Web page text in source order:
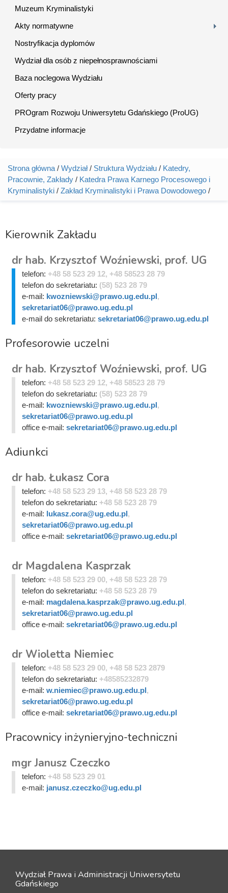
Muzeum Kryminalistyki
Akty normatywne
Nostryfikacja dyplomów
Wydział dla osób z niepełnosprawnościami
Baza noclegowa Wydziału
Oferty pracy
PROgram Rozwoju Uniwersytetu Gdańskiego (ProUG)
Przydatne informacje
Jesteś tutaj
Strona główna / Wydział/ Struktura Wydziału / Katedry,
Pracownie, Zakłady / Katedra Prawa Karnego Procesowego i
Kryminalistyki / Zakład Kryminalistyki i Prawa Dowodowego /
Kierownik Zakładu
dr hab. Krzysztof Woźniewski, prof. UG
telefon: +48 58 523 29 12, +48 58523 28 79
telefon do sekretariatu: (58) 523 28 79
e-mail: kwozniewski@prawo.ug.edu.pl,
sekretariat06@prawo.ug.edu.pl
e-mail do sekretariatu: sekretariat06@prawo.ug.edu.pl
Profesorowie uczelni
dr hab. Krzysztof Woźniewski, prof. UG
telefon: +48 58 523 29 12, +48 58523 28 79
telefon do sekretariatu: (58) 523 28 79
e-mail: kwozniewski@prawo.ug.edu.pl,
sekretariat06@prawo.ug.edu.pl
office e-mail: sekretariat06@prawo.ug.edu.pl
Adiunkci
dr hab. Łukasz Cora
telefon: +48 58 523 29 13, +48 58 523 28 79
telefon do sekretariatu: +48 58 523 28 79
e-mail: lukasz.cora@ug.edu.pl,
sekretariat06@prawo.ug.edu.pl
office e-mail: sekretariat06@prawo.ug.edu.pl
dr Magdalena Kasprzak
telefon: +48 58 523 29 00, +48 58 523 28 79
telefon do sekretariatu: +48 58 523 28 79
e-mail: magdalena.kasprzak@prawo.ug.edu.pl,
sekretariat06@prawo.ug.edu.pl
office e-mail: sekretariat06@prawo.ug.edu.pl
dr Wioletta Niemiec
telefon: +48 58 523 29 00, +48 58 523 2879
telefon do sekretariatu: +48585232879
e-mail: w.niemiec@prawo.ug.edu.pl,
sekretariat06@prawo.ug.edu.pl
office e-mail: sekretariat06@prawo.ug.edu.pl
Pracownicy inżynieryjno-techniczni
mgr Janusz Czeczko
telefon: +48 58 523 29 01
e-mail: janusz.czeczko@ug.edu.pl
Wydział Prawa i Administracji Uniwersytetu
Gdańskiego